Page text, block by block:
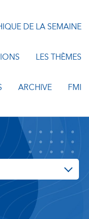
DE LA SEMAINE
LES THÈMES
ARCHIVE FMI